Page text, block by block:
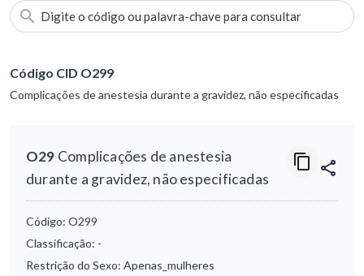
Digite o código ou palavra-chave para consultar
Código CID O299
Complicações de anestesia durante a gravidez, não especificadas
O29 Complicações de anestesia
durante a gravidez, não especificadas
Código: O299
Classificação: -
Restrição do Sexo: Apenas_mulheres